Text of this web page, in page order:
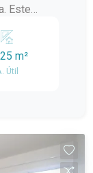
Este
além de
de lazer
e
farmácias,
m²
Útil